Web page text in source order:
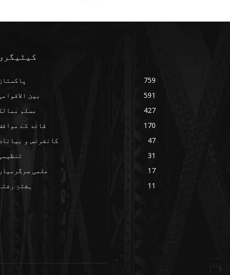
759
بین
591
مسلم
427
قائد کے
170
کانفرنس و
47
31
علمی
17
ہفتۂِ رفتہ
11